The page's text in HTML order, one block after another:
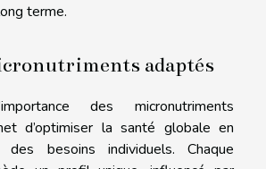
terme.
adaptés
des micronutriments
d’optimiser la santé globale en
besoins individuels. Chaque